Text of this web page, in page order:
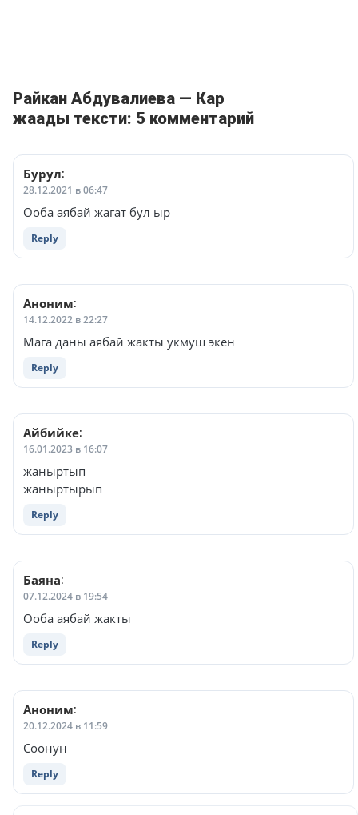
Райкан Абдувалиева — Кар
жаады тексти: 5 комментарий
Бурул:
28.12.2021 в 06:47
Ооба аябай жагат бул ыр
Reply
Аноним:
14.12.2022 в 22:27
Мага даны аябай жакты укмуш экен
Reply
Айбийке:
16.01.2023 в 16:07
жаныртып
жаныртырып
Reply
Баяна:
07.12.2024 в 19:54
Ооба аябай жакты
Reply
Аноним:
20.12.2024 в 11:59
Соонун
Reply